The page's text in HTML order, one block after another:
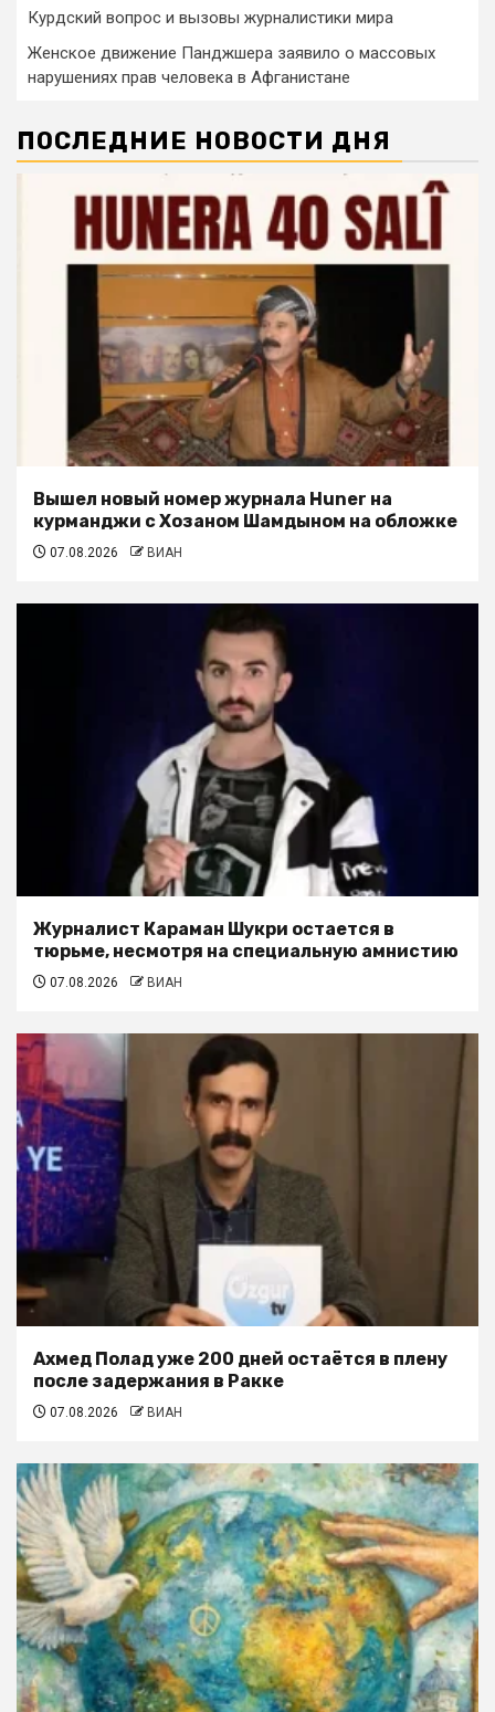
Курдский вопрос и вызовы журналистики мира
Женское движение Панджшера заявило о массовых
нарушениях прав человека в Афганистане
ПОСЛЕДНИЕ НОВОСТИ ДНЯ
Вышел новый номер журнала Huner на
курманджи с Хозаном Шамдыном на обложке
07.08.2026 ВИАН
Журналист Караман Шукри остается в
тюрьме, несмотря на специальную амнистию
07.08.2026 ВИАН
Ахмед Полад уже 200 дней остаётся в плену
после задержания в Ракке
07.08.2026 ВИАН